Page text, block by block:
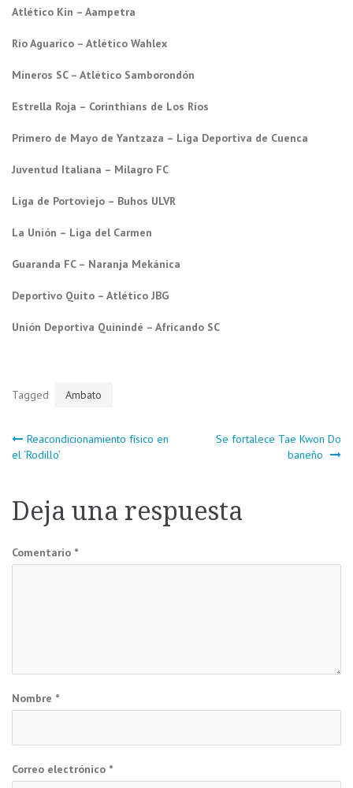
Atlético Kin – Aampetra
Río Aguarico – Atlético Wahlex
Mineros SC – Atlético Samborondón
Estrella Roja – Corinthians de Los Ríos
Primero de Mayo de Yantzaza – Liga Deportiva de Cuenca
Juventud Italiana – Milagro FC
Liga de Portoviejo – Buhos ULVR
La Unión – Liga del Carmen
Guaranda FC – Naranja Mekánica
Deportivo Quito – Atlético JBG
Unión Deportiva Quinindé – Africando SC
Tagged Ambato
Navegación
entradas
Reacondicionamiento físico en
el ‘Rodillo’
Se fortalece Tae Kwon Do
baneño
Deja una respuesta
Comentario *
Nombre *
Correo electrónico *